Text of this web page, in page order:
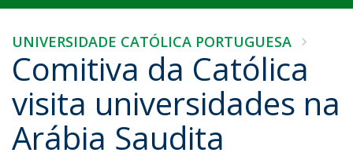
UNIVERSIDADE CATÓLICA PORTUGUESA
Comitiva da Católica
visita universidades na
Arábia Saudita